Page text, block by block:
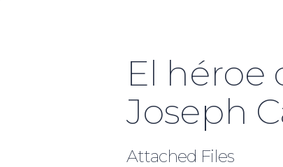
El héroe
Joseph
Attached Files